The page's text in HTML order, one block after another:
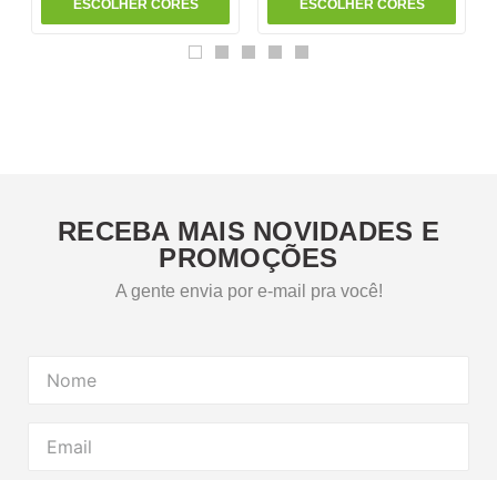
ESCOLHER CORES ESCOLHER CORES
RECEBA MAIS NOVIDADES E
PROMOÇÕES
A gente envia por e-mail pra você!